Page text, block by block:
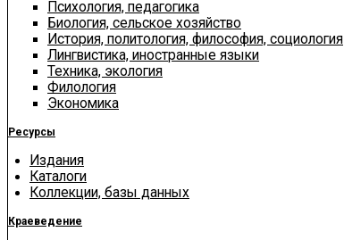
Психология, педагогика
Биология, сельское хозяйство
История, политология, философия, социология
Лингвистика, иностранные языки
Техника, экология
Филология
Экономика
Ресурсы
Издания
Каталоги
Коллекции, базы данных
Краеведение